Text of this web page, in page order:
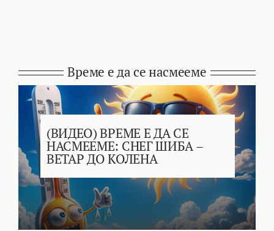
Време е да се насмееме
(ВИДЕО) ВРЕМЕ Е ДА СЕ
НАСМЕЕМЕ: СНЕГ ШИБА –
ВЕТАР ДО КОЛЕНА